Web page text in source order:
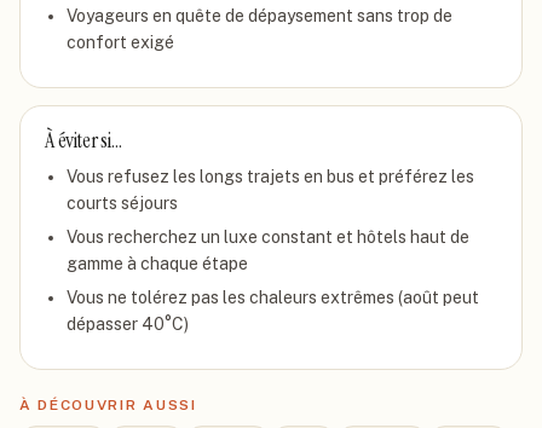
Voyageurs en quête de dépaysement sans trop de
confort exigé
À éviter si…
Vous refusez les longs trajets en bus et préférez les
courts séjours
Vous recherchez un luxe constant et hôtels haut de
gamme à chaque étape
Vous ne tolérez pas les chaleurs extrêmes (août peut
dépasser 40°C)
À DÉCOUVRIR AUSSI